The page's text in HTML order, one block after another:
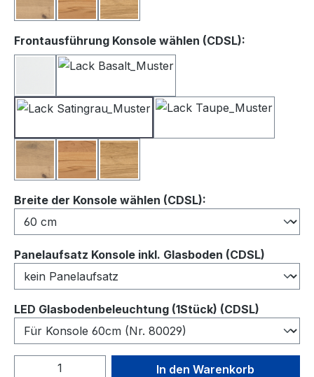
BalkeneicheKernbucheWildeiche
Frontausführung Konsole wählen (CDSL):
BalkeneicheKernbucheWildeiche
Breite der Konsole wählen (CDSL):
Panelaufsatz Konsole inkl. Glasboden (CDSL)
LED Glasbodenbeleuchtung (1Stück) (CDSL)
Produkt Anzahl: Gib denIn den Warenkorb